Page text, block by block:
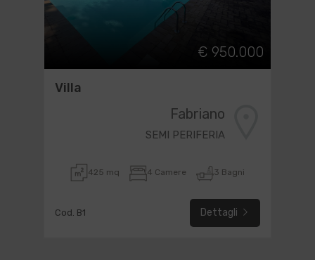
€ 950.000
Villa
Fabriano
SEMI PERIFERIA
425 mq 4 Camere 3 Bagni
Cod. B1 Dettagli